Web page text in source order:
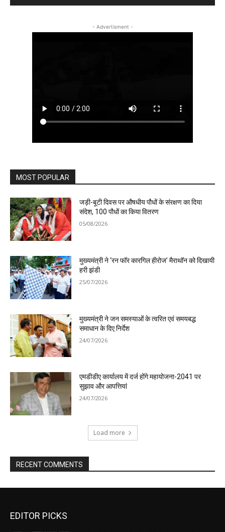
- Advertisment -
MOST POPULAR
जड़ी-बूटी दिवस पर औषधीय पौधों के संरक्षण का दिया
संदेश, 100 पौधों का किया वितरण
05/08/2026
मुख्यमंत्री ने ‘रन फॉर कारगिल हीरोज’ मैराथॉन को दिखायी
हरी झंडी
25/07/2026
मुख्यमंत्री ने जन समस्याओं के त्वरित एवं समयबद्ध
समाधान के दिए निर्देश
24/07/2026
एमडीडीए कार्यालय में दर्ज होंगे महायोजना-2041 पर
सुझाव और आपत्तियां
24/07/2026
Load more
RECENT COMMENTS
EDITOR PICKS